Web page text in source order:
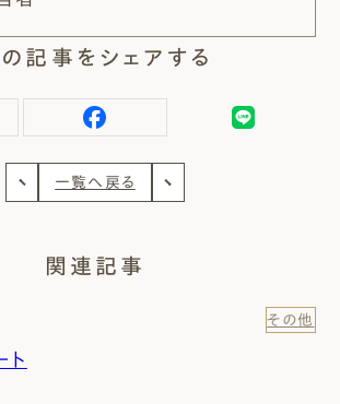
の記事をシェアする
一覧へ戻る
関連記事
その他
ト